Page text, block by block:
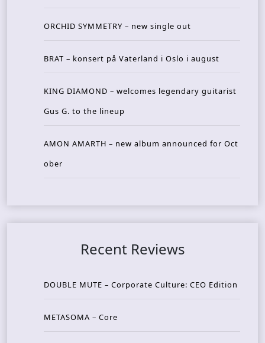
ORCHID SYMMETRY – new single out
BRAT – konsert på Vaterland i Oslo i august
KING DIAMOND – welcomes legendary guitarist
Gus G. to the lineup
AMON AMARTH – new album announced for Oct
ober
Recent Reviews
DOUBLE MUTE – Corporate Culture: CEO Edition
METASOMA – Core